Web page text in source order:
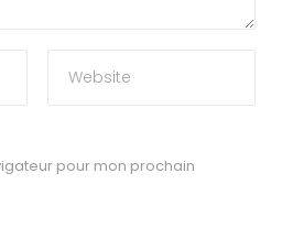
pour mon prochain